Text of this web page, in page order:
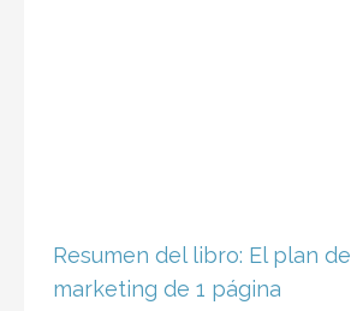
Resumen del libro: El plan de
marketing de 1 página